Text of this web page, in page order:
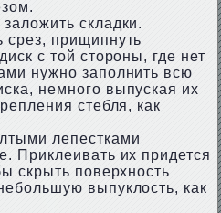
складки.
срез, прищипнуть
с той стороны, где нет
нужно заполнить всю
немного выпуская их
стебля, как
лепестками
Приклеивать их придется
скрыть поверхность
выпуклость, как